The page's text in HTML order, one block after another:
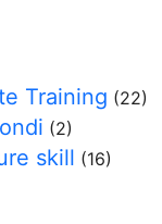
Training (22)
(2)
skill (16)